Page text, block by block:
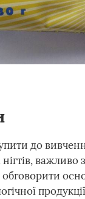
до
нігтів, важливо